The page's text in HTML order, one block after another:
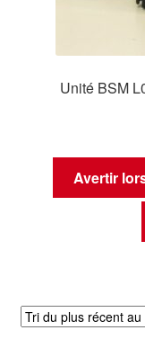
Unité BSM
Avertir